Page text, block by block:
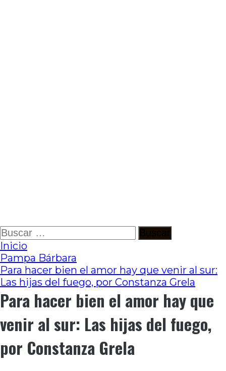
Ir
al
contenido
Buscar:
Inicio
Pampa Bárbara
Para hacer bien el amor hay que venir al sur:
Las hijas del fuego, por Constanza Grela
Para hacer bien el amor hay que
venir al sur: Las hijas del fuego,
por Constanza Grela